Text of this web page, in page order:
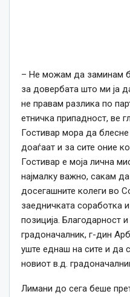
– Не можам да заминам
за довербата што ми ја
не правам разлика по
етничка припадност, ве
Гостивар мора да
доаѓаат и за сите оние
Гостивар е моја лична
најмалку важно, сакам
досегашните колеги во
заедничката соработка
позиција. Благодарност
градоначалник, г-дин
уште еднаш на сите и да
новиот в.д.
Лимани до сега беше